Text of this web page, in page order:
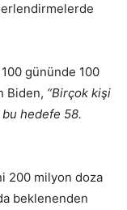
gününde 100
Biden, “Birçok kişi
bu hedefe 58.
200 milyon doza
beklenenden